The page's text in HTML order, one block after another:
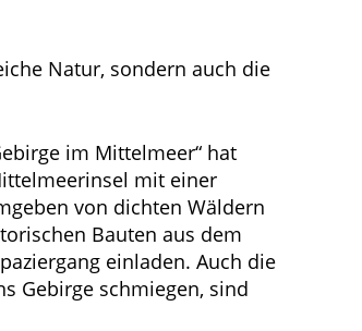
Natur, sondern auch die
im Mittelmeer“ hat
mit einer
von dichten Wäldern
Bauten aus dem
einladen. Auch die
Gebirge schmiegen, sind